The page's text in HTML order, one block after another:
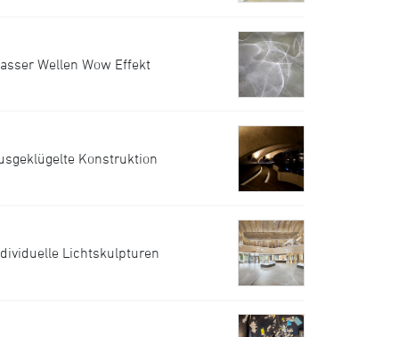
Wellen Wow Effekt
Konstruktion
Lichtskulpturen